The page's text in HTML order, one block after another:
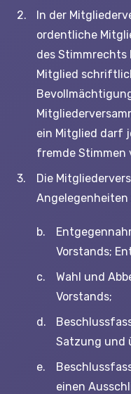
In der
ordentliche
des Stimmrechts
Mitglied
ein Mitglied darf
fremde Stimmen
Die
Vorstands;
Wahl und
Vorstands;
Satzung und
einen